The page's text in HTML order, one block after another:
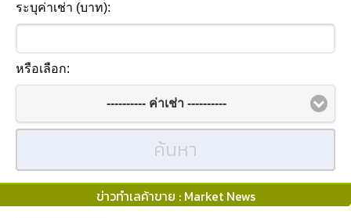
ระบุค่าเช่า (บาท):
หรือเลือก:
---------- ค่าเช่า ----------
ค้นหา
ข่าวทำเลค้าขาย : Market News